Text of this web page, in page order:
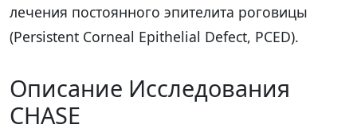
лечения постоянного эпителита роговицы
(Persistent Corneal Epithelial Defect, PCED).
Описание Исследования
CHASE